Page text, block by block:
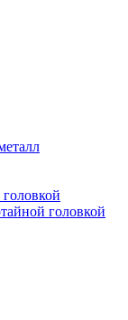
головкой